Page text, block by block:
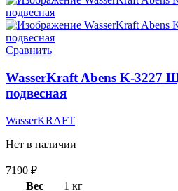
Сравнить
WasserKraft Abens K-3227
подвесная
WasserKRAFT
Нет в наличии
7190 ₽
Вес
1 кг